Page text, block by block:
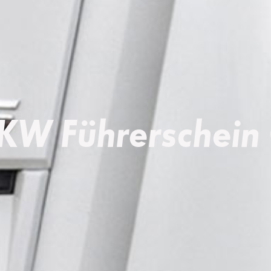
Führerschein